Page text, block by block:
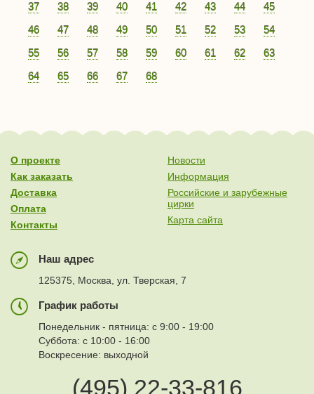
37
38 39 40 41 42 43 44
45
46
47 48 49 50 51 52 53
54
55
56 57 58 59 60 61 62
63
64
65 66 67 68
О проекте
Как заказать
Доставка
Оплата
Контакты
Новости
Информация
Российские и зарубежные
цирки
Карта сайта
Наш адрес
125375, Москва, ул. Тверская, 7
График работы
Понедельник - пятница: с 9:00 - 19:00
Суббота: с 10:00 - 16:00
Воскресение: выходной
(495) 22-33-816